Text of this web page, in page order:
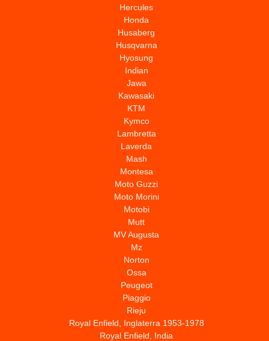
Hercules
Honda
Husaberg
Husqvarna
Hyosung
Indian
Jawa
Kawasaki
KTM
Kymco
Lambretta
Laverda
Mash
Montesa
Moto Guzzi
Moto Morini
Motobi
Mutt
MV Augusta
Mz
Norton
Ossa
Peugeot
Piaggio
Rieju
Royal Enfield, Inglaterra 1953-1978
Royal Enfield, India